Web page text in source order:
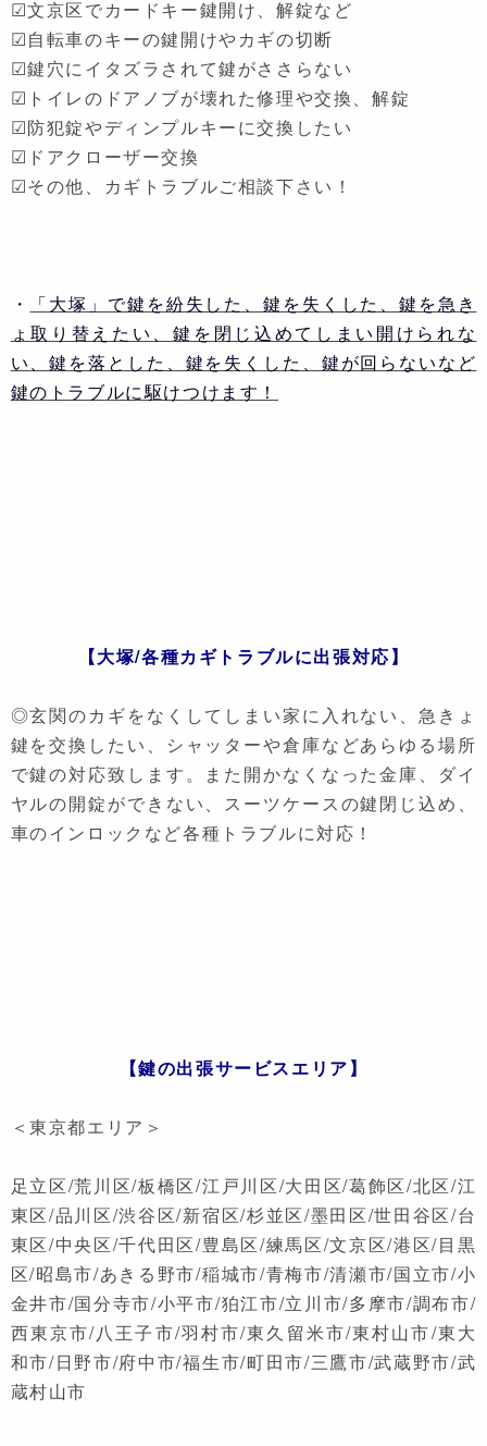
☑文京区でカードキー鍵開け、解錠など
☑自転車のキーの鍵開けやカギの切断
☑鍵穴にイタズラされて鍵がささらない
☑トイレのドアノブが壊れた修理や交換、解錠
☑防犯錠やディンプルキーに交換したい
☑ドアクローザー交換
☑その他、カギトラブルご相談下さい！
・
「大塚」で鍵を紛失した、鍵を失くした、鍵を急き
ょ取り替えたい、鍵を閉じ込めてしまい開けられな
い、鍵を落とした、鍵を失くした、鍵が回らないなど
鍵のトラブルに駆けつけます！
【大塚/各種カギトラブルに出張対応】
◎玄関のカギをなくしてしまい家に入れない、急きょ
鍵を交換したい、シャッターや倉庫などあらゆる場所
で鍵の対応致します。また開かなくなった金庫、ダイ
ヤルの開錠ができない、スーツケースの鍵閉じ込め、
車のインロックなど各種トラブルに対応！
【鍵の出張サービスエリア】
＜東京都エリア＞
足立区/荒川区/板橋区/江戸川区/大田区/葛飾区/北区/江
東区/品川区/渋谷区/新宿区/杉並区/墨田区/世田谷区/台
東区/中央区/千代田区/豊島区/練馬区/文京区/港区/目黒
区/昭島市/あきる野市/稲城市/青梅市/清瀬市/国立市/小
金井市/国分寺市/小平市/狛江市/立川市/多摩市/調布市/
西東京市/八王子市/羽村市/東久留米市/東村山市/東大
和市/日野市/府中市/福生市/町田市/三鷹市/武蔵野市/武
蔵村山市